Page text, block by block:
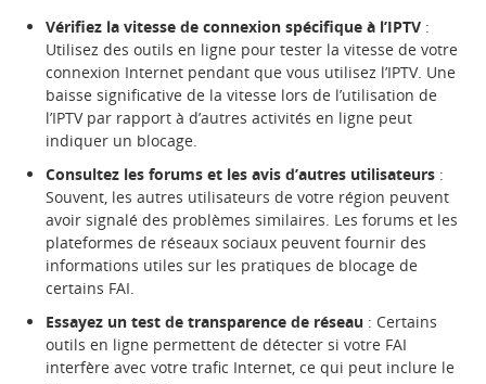
Vérifiez la vitesse de connexion spécifique à l’IPTV :
Utilisez des outils en ligne pour tester la vitesse de votre
connexion Internet pendant que vous utilisez l’IPTV. Une
baisse significative de la vitesse lors de l’utilisation de
l’IPTV par rapport à d’autres activités en ligne peut
indiquer un blocage.
Consultez les forums et les avis d’autres utilisateurs :
Souvent, les autres utilisateurs de votre région peuvent
avoir signalé des problèmes similaires. Les forums et les
plateformes de réseaux sociaux peuvent fournir des
informations utiles sur les pratiques de blocage de
certains FAI.
Essayez un test de transparence de réseau : Certains
outils en ligne permettent de détecter si votre FAI
interfère avec votre trafic Internet, ce qui peut inclure le